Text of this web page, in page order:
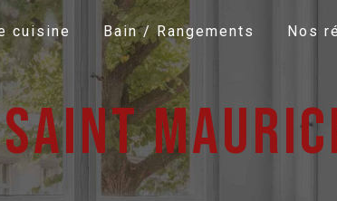
cuisine Bain / Rangements Nos